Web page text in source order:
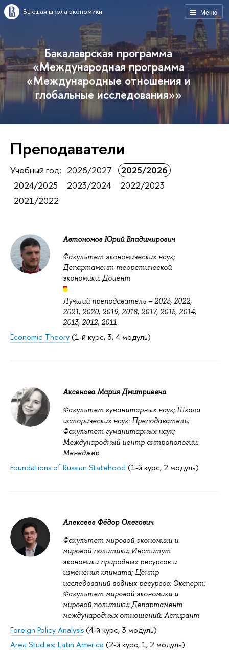
Меню
Высшая школа экономики
Бакалаврская программа
«Международная программа
«Международные отношения и
глобальные исследования»»
Преподаватели
Учебный год: 2026/2027
2025/2026
2024/2025
2023/2024
2022/2023
2021/2022
Автономов Юрий Владимирович
Факультет экономических наук;
Департамент теоретической
экономики: Доцент
Лучший преподаватель – 2023, 2022,
2021, 2020, 2019, 2018, 2017, 2015, 2014,
2013, 2012, 2011
Economic Theory(1-й курс, 3, 4 модуль)
Аксенова Мария Дмитриевна
Факультет гуманитарных наук; Школа
исторических наук: Преподаватель;
Факультет гуманитарных наук;
Международный центр антропологии:
Менеджер
Foundations of Russian Statehood (1-й курс, 2 модуль)
Алексеев Фёдор Олегович
Факультет мировой экономики и
мировой политики; Институт
экономики природных ресурсов и
изменения климата; Центр
исследований водных ресурсов: Эксперт;
Факультет мировой экономики и
мировой политики; Департамент
международных отношений: Аспирант
Foreign Policy Analysis(4-й курс, 3 модуль)
Area Studies: Latin America (2-й курс, 1, 2 модуль)